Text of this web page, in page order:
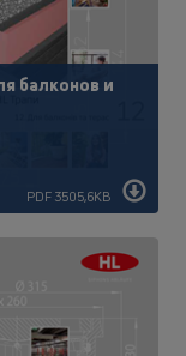
балконов и
PDF 3505,6KB